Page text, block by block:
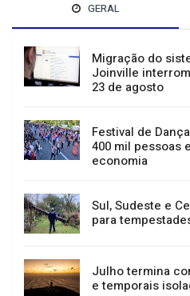
GERAL
Migração do
Joinville
23 de agosto
Festival de
400 mil pessoas
economia
Sul, Sudeste e
para
Julho termina
e temporais